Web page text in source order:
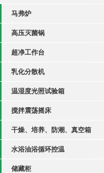
马弗炉
高压灭菌锅
超净工作台
乳化分散机
温湿度光照试验箱
搅拌震荡摇床
干燥、培养、防潮、真空箱
水浴油浴循环控温
储藏柜